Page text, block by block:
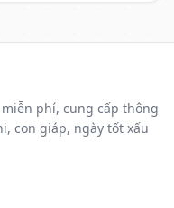
phí, cung cấp thông
con giáp, ngày tốt xấu